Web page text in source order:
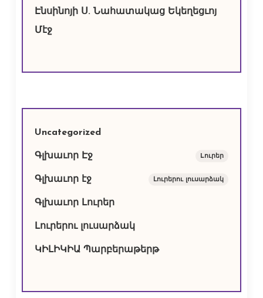
Էնսինոյի Ս. Նահատակաց Եկեղեցւոյ
Մէջ
Uncategorized
Գլխաւոր Էջ Lուրեր
Գլխաւոր էջ Լուրերու լուսարձակ
Գլխաւոր Լուրեր
Լուրերու լուսարձակ
ԿԻԼԻԿԻԱ Պարբերաթերթ